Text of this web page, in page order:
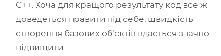
C++. Хоча для кращого результату код все ж
доведеться правити під себе, швидкість
створення базових об’єктів вдасться значно
підвищити.